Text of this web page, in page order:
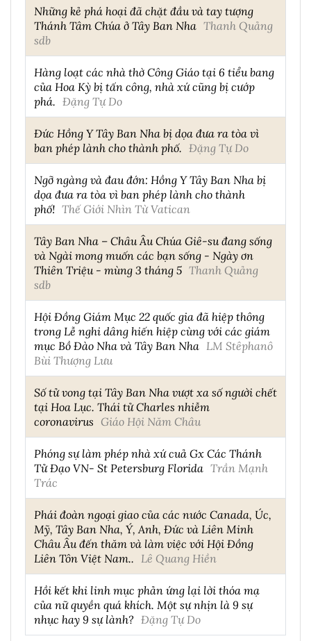
Những kẻ phá hoại đã chặt đầu và tay tượng
Thánh Tâm Chúa ở Tây Ban Nha Thanh Quảng
sdb
Hàng loạt các nhà thờ Công Giáo tại 6 tiểu bang
của Hoa Kỳ bị tấn công, nhà xứ cũng bị cướp
phá. Đặng Tự Do
Đức Hồng Y Tây Ban Nha bị dọa đưa ra tòa vì
ban phép lành cho thành phố. Đặng Tự Do
Ngỡ ngàng và đau đớn: Hồng Y Tây Ban Nha bị
dọa đưa ra tòa vì ban phép lành cho thành
phố! Thế Giới Nhìn Từ Vatican
Tây Ban Nha – Châu Âu Chúa Giê-su đang sống
và Ngài mong muốn các bạn sống - Ngày ơn
Thiên Triệu - mùng 3 tháng 5 Thanh Quảng
sdb
Hội Đồng Giám Mục 22 quốc gia đã hiệp thông
trong Lễ nghi dâng hiến hiệp cùng với các giám
mục Bồ Đào Nha và Tây Ban Nha LM Stêphanô
Bùi Thượng Lưu
Số tử vong tại Tây Ban Nha vượt xa số người chết
tại Hoa Lục. Thái tử Charles nhiễm
coronavirus Giáo Hội Năm Châu
Phóng sự làm phép nhà xứ cuả Gx Các Thánh
Tử Đạo VN- St Petersburg Florida Trần Mạnh
Trác
Phái đoàn ngoại giao của các nước Canada, Úc,
Mỹ, Tây Ban Nha, Ý, Anh, Đức và Liên Minh
Châu Âu đến thăm và làm việc với Hội Đồng
Liên Tôn Việt Nam.. Lê Quang Hiền
Hồi kết khi linh mục phản ứng lại lời thóa mạ
của nữ quyền quá khích. Một sự nhịn là 9 sự
nhục hay 9 sự lành? Đặng Tự Do